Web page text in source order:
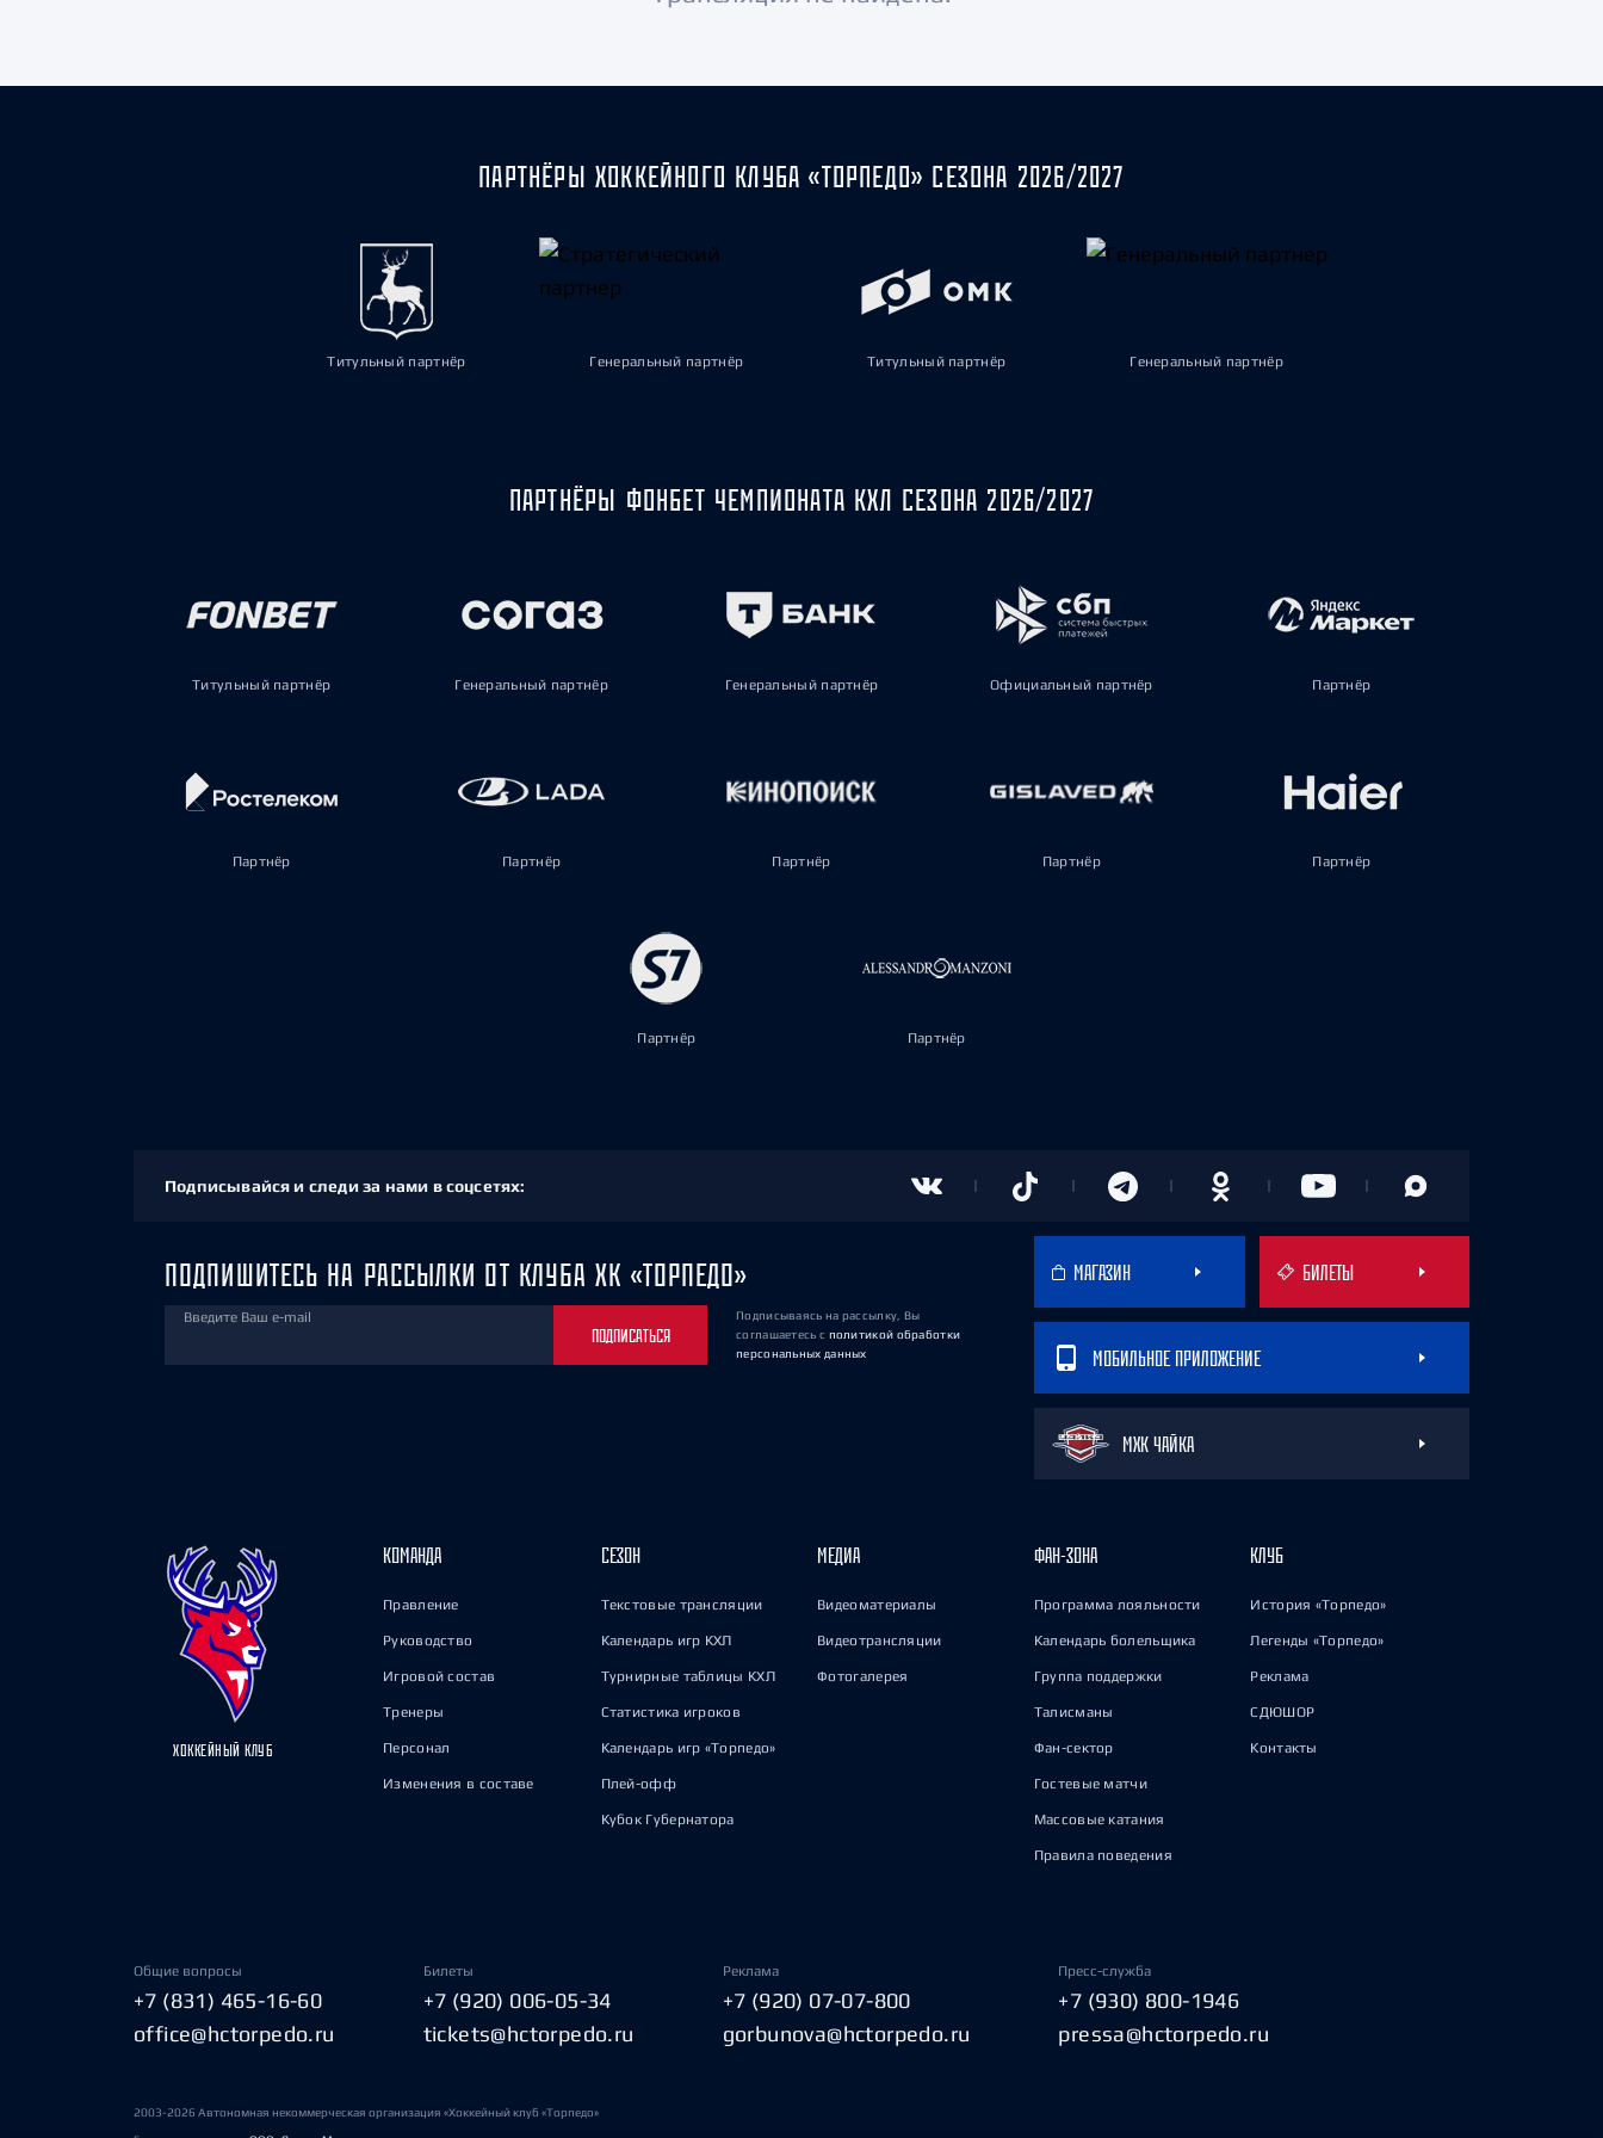
ЦСКА Салават Юлаев
ПАРТНЁРЫ ХОККЕЙНОГО КЛУБА «ТОРПЕДО» СЕЗОНА 2026/2027
Титульный партнёр Генеральный партнёр Титульный партнёр Генеральный партнёр
ПАРТНЁРЫ ФОНБЕТ ЧЕМПИОНАТА КХЛ СЕЗОНА 2026/2027
Титульный партнёр Генеральный партнёр Генеральный партнёр Официальный партнёр Партнёр
Партнёр Партнёр Партнёр Партнёр Партнёр
Партнёр Партнёр
Подписывайся и следи за нами в соцсетях:
ПОДПИШИТЕСЬ НА РАССЫЛКИ ОТ КЛУБА ХК «ТОРПЕДО»
Введите Ваш e-mail
ПОДПИСАТЬСЯ
Подписываясь на рассылку, Вы
соглашаетесь с политикой обработки
персональных данных
МАГАЗИН БИЛЕТЫ
МОБИЛЬНОЕ ПРИЛОЖЕНИЕ
МХК ЧАЙКА
ХОККЕЙНЫЙ КЛУБ
КОМАНДА
Правление
Руководство
Игровой состав
Тренеры
Персонал
Изменения в составе
СЕЗОН
Текстовые трансляции
Календарь игр КХЛ
Турнирные таблицы КХЛ
Статистика игроков
Календарь игр «Торпедо»
Плей-офф
Кубок Губернатора
МЕДИА
Видеоматериалы
Видеотрансляции
Фотогалерея
ФАН-ЗОНА
Программа лояльности
Календарь болельщика
Группа поддержки
Талисманы
Фан-сектор
Гостевые матчи
Массовые катания
Правила поведения
КЛУБ
История «Торпедо»
Легенды «Торпедо»
Реклама
СДЮШОР
Контакты
Общие вопросы
+7 (831) 465-16-60
office@hctorpedo.ru
Билеты
+7 (920) 006-05-34
tickets@hctorpedo.ru
Реклама
+7 (920) 07-07-800
gorbunova@hctorpedo.ru
Пресс-служба
+7 (930) 800-1946
pressa@hctorpedo.ru
2003-2026 Автономная некоммерческая организация «Хоккейный клуб «Торпедо»